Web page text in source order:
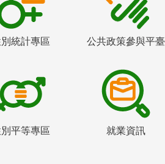
統計專區 公共政策參與平臺
平等專區 就業資訊